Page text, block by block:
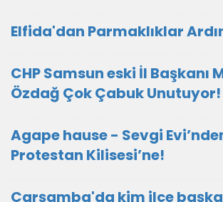
Elfida'dan Parmaklıklar
CHP Samsun eski İl Başkanı
Özdağ Çok Çabuk Unutuyor!
Agape hause - Sevgi
Protestan Kilisesi’ne!
Çarşamba'da kim ilçe